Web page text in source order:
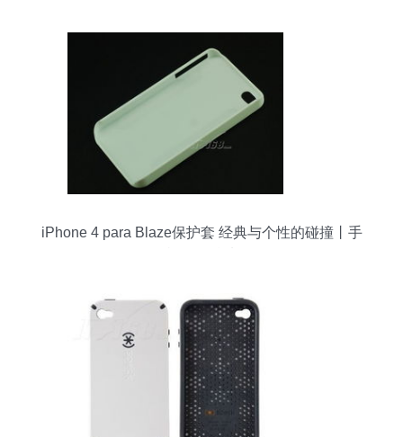
iPhone 4 para Blaze保护套 经典与个性的碰撞丨手